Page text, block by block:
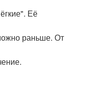
Её
раньше. От